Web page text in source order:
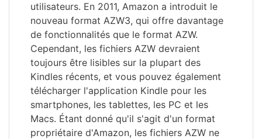
utilisateurs. En 2011, Amazon a introduit le
nouveau format AZW3, qui offre davantage
de fonctionnalités que le format AZW.
Cependant, les fichiers AZW devraient
toujours être lisibles sur la plupart des
Kindles récents, et vous pouvez également
télécharger l'application Kindle pour les
smartphones, les tablettes, les PC et les
Macs. Étant donné qu'il s'agit d'un format
propriétaire d'Amazon, les fichiers AZW ne